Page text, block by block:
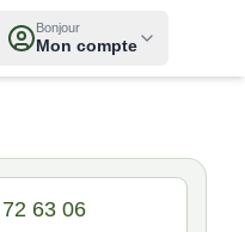
Bonjour
Mon compte